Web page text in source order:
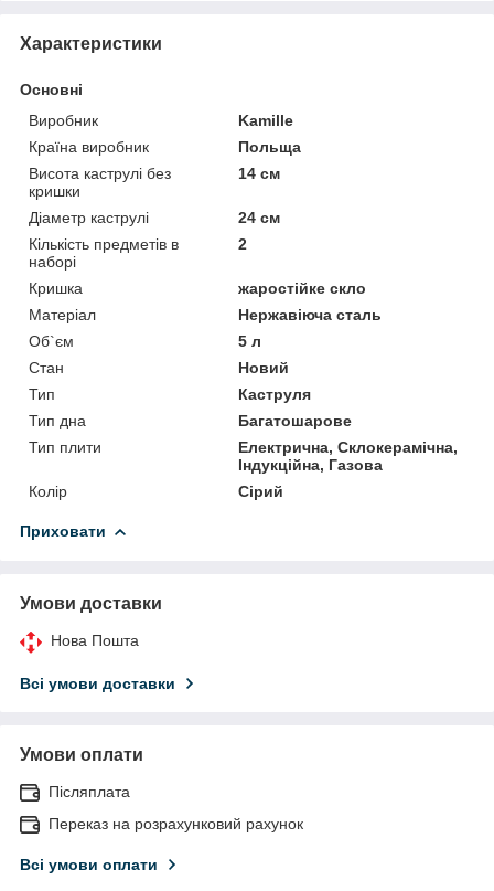
Характеристики
Основні
Виробник
Kamille
Країна виробник
Польща
Висота каструлі без
кришки
14 см
Діаметр каструлі
24 см
Кількість предметів в
наборі
2
Кришка
жаростійке скло
Матеріал
Нержавіюча сталь
Об`єм
5 л
Стан
Новий
Тип
Каструля
Тип дна
Багатошарове
Тип плити
Електрична, Склокерамічна,
Індукційна, Газова
Колір
Сірий
Приховати
Умови доставки
Нова Пошта
Всі умови доставки
Умови оплати
Післяплата
Переказ на розрахунковий рахунок
Всі умови оплати